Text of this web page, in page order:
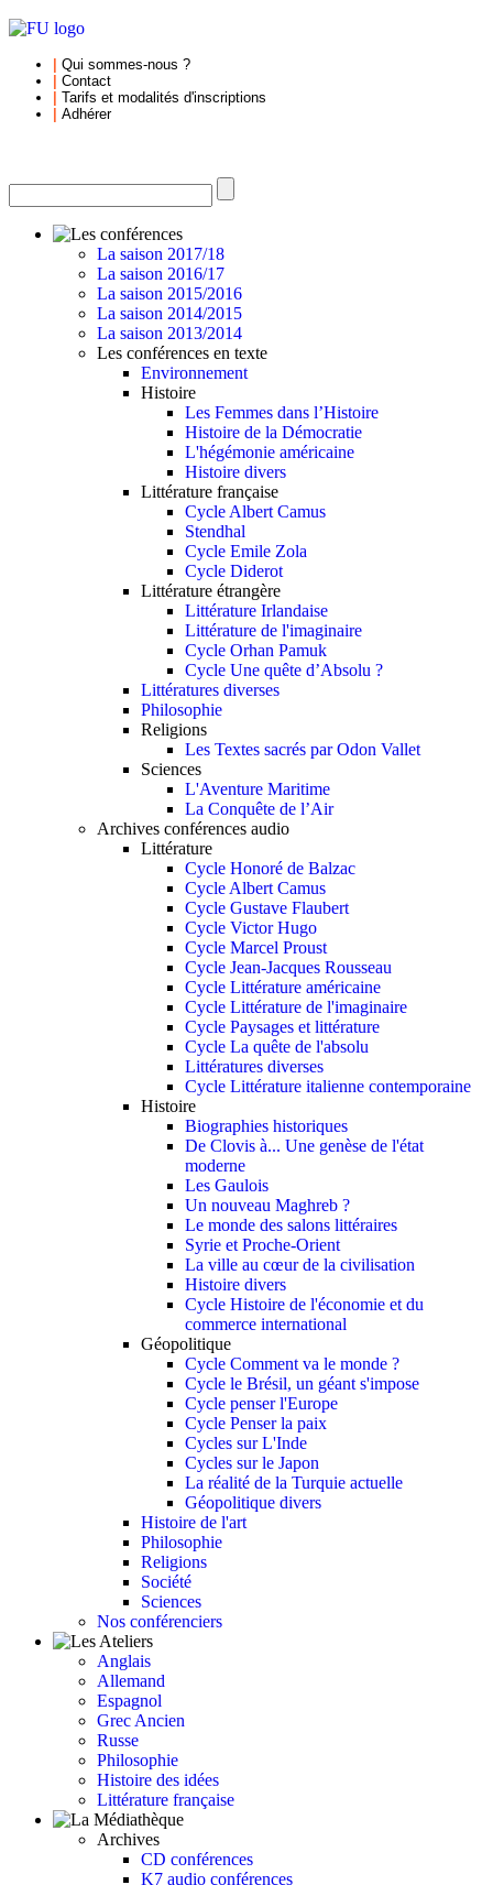
Qui sommes-nous ?
Contact
Tarifs et modalités d'inscriptions
Adhérer
La saison 2017/18
La saison 2016/17
La saison 2015/2016
La saison 2014/2015
La saison 2013/2014
Les conférences en texte
Environnement
Histoire
Les Femmes dans l’Histoire
Histoire de la Démocratie
L'hégémonie américaine
Histoire divers
Littérature française
Cycle Albert Camus
Stendhal
Cycle Emile Zola
Cycle Diderot
Littérature étrangère
Littérature Irlandaise
Littérature de l'imaginaire
Cycle Orhan Pamuk
Cycle Une quête d’Absolu ?
Littératures diverses
Philosophie
Religions
Les Textes sacrés par Odon Vallet
Sciences
L'Aventure Maritime
La Conquête de l’Air
Archives conférences audio
Littérature
Cycle Honoré de Balzac
Cycle Albert Camus
Cycle Gustave Flaubert
Cycle Victor Hugo
Cycle Marcel Proust
Cycle Jean-Jacques Rousseau
Cycle Littérature américaine
Cycle Littérature de l'imaginaire
Cycle Paysages et littérature
Cycle La quête de l'absolu
Littératures diverses
Cycle Littérature italienne contemporaine
Histoire
Biographies historiques
De Clovis à... Une genèse de l'état
moderne
Les Gaulois
Un nouveau Maghreb ?
Le monde des salons littéraires
Syrie et Proche-Orient
La ville au cœur de la civilisation
Histoire divers
Cycle Histoire de l'économie et du
commerce international
Géopolitique
Cycle Comment va le monde ?
Cycle le Brésil, un géant s'impose
Cycle penser l'Europe
Cycle Penser la paix
Cycles sur L'Inde
Cycles sur le Japon
La réalité de la Turquie actuelle
Géopolitique divers
Histoire de l'art
Philosophie
Religions
Société
Sciences
Nos conférenciers
Anglais
Allemand
Espagnol
Grec Ancien
Russe
Philosophie
Histoire des idées
Littérature française
Archives
CD conférences
K7 audio conférences